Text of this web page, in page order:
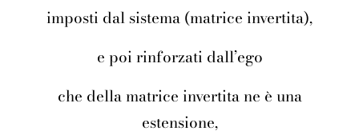
imposti dal sistema (matrice invertita),
e poi rinforzati dall’ego
che della matrice invertita ne è una
estensione,